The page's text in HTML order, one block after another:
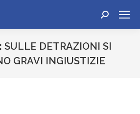
Cerca:
SULLE DETRAZIONI SI
GRAVI INGIUSTIZIE